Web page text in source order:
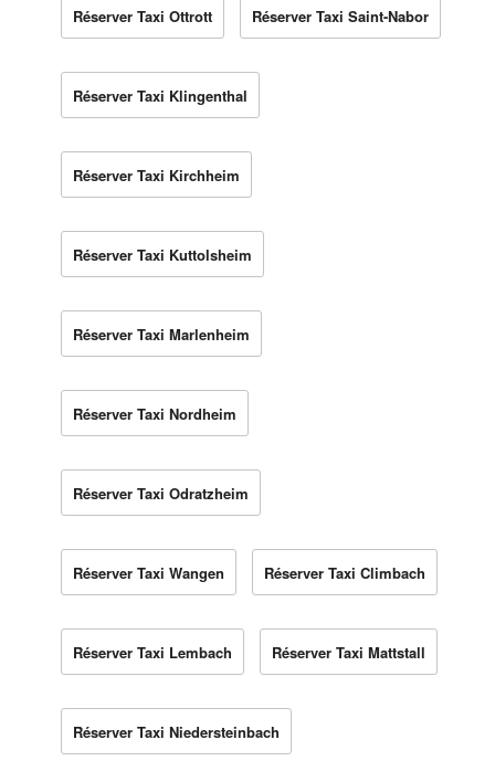
Réserver Taxi Ottrott Réserver Taxi Saint-Nabor
Réserver Taxi Klingenthal
Réserver Taxi Kirchheim
Réserver Taxi Kuttolsheim
Réserver Taxi Marlenheim
Réserver Taxi Nordheim
Réserver Taxi Odratzheim
Réserver Taxi Wangen Réserver Taxi Climbach
Réserver Taxi Lembach Réserver Taxi Mattstall
Réserver Taxi Niedersteinbach